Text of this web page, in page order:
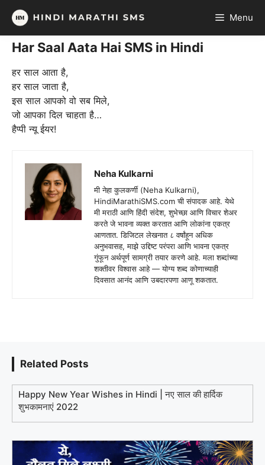
Skip
content
Menu
Har Saal Aata Hai SMS in Hindi
हर साल आता है,
हर साल जाता है,
इस साल आपको वो सब मिले,
जो आपका दिल चाहता है…
हैप्पी न्यू ईयर!
Neha Kulkarni
मी नेहा कुलकर्णी (Neha Kulkarni),
HindiMarathiSMS.com ची संपादक आहे. येथे
मी मराठी आणि हिंदी संदेश, शुभेच्छा आणि विचार शेअर
करते जे भावना व्यक्त करतात आणि लोकांना एकत्र
आणतात. डिजिटल लेखनात ८ वर्षांहून अधिक
अनुभवासह, माझे उद्दिष्ट परंपरा आणि भावना एकत्र
गुंफून अर्थपूर्ण सामग्री तयार करणे आहे. मला शब्दांच्या
शक्तीवर विश्वास आहे — योग्य शब्द कोणाच्याही
दिवसात आनंद आणि उबदारपणा आणू शकतात.
Related Posts
Happy New Year Wishes in Hindi | नए साल की हार्दिक
शुभकामनाएं 2022